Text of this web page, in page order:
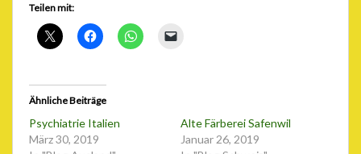
Teilen mit:
Ähnliche Beiträge
Psychiatrie Italien
März 30, 2019
Alte Färberei Safenwil
Januar 26, 2019